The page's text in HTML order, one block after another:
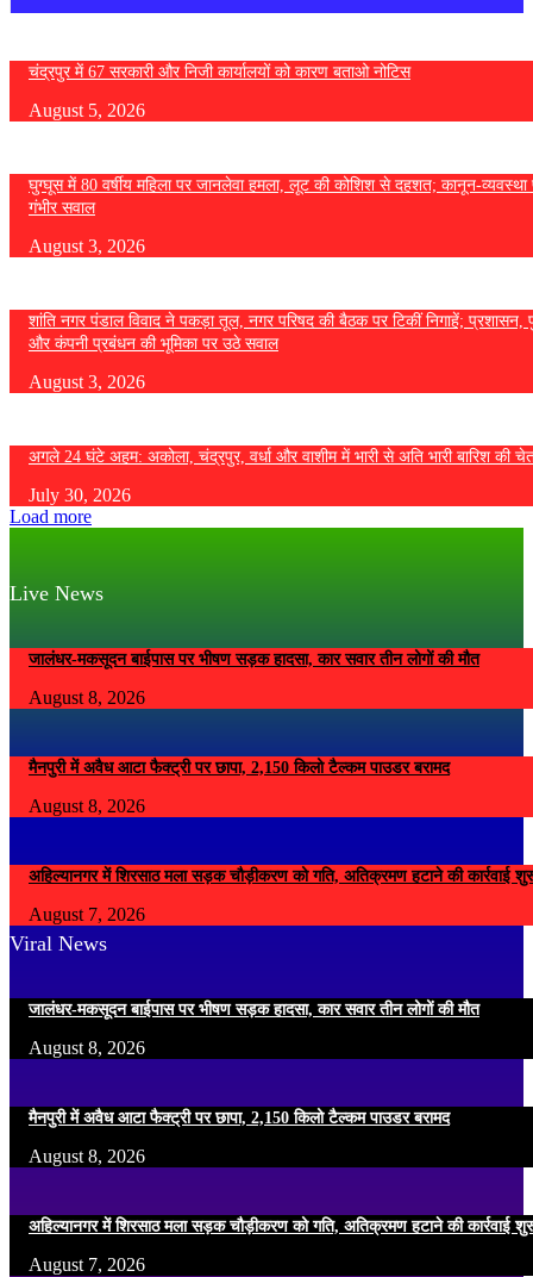
चंद्रपुर में 67 सरकारी और निजी कार्यालयों को कारण बताओ नोटिस
August 5, 2026
घुग्घूस में 80 वर्षीय महिला पर जानलेवा हमला, लूट की कोशिश से दहशत; कानून-व्यवस्था
गंभीर सवाल
August 3, 2026
शांति नगर पंडाल विवाद ने पकड़ा तूल, नगर परिषद की बैठक पर टिकीं निगाहें; प्रशासन,
और कंपनी प्रबंधन की भूमिका पर उठे सवाल
August 3, 2026
अगले 24 घंटे अहम: अकोला, चंद्रपुर, वर्धा और वाशीम में भारी से अति भारी बारिश की
July 30, 2026
Load more
Live News
जालंधर-मकसूदन बाईपास पर भीषण सड़क हादसा, कार सवार तीन लोगों की मौत
August 8, 2026
मैनपुरी में अवैध आटा फैक्ट्री पर छापा, 2,150 किलो टैल्कम पाउडर बरामद
August 8, 2026
अहिल्यानगर में शिरसाठ मला सड़क चौड़ीकरण को गति, अतिक्रमण हटाने की कार्रवाई
August 7, 2026
Viral News
जालंधर-मकसूदन बाईपास पर भीषण सड़क हादसा, कार सवार तीन लोगों की मौत
August 8, 2026
मैनपुरी में अवैध आटा फैक्ट्री पर छापा, 2,150 किलो टैल्कम पाउडर बरामद
August 8, 2026
अहिल्यानगर में शिरसाठ मला सड़क चौड़ीकरण को गति, अतिक्रमण हटाने की कार्रवाई
August 7, 2026